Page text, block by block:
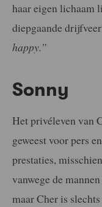
haar eigen lichaam
diepgaande
happy.”
Sonny
Het privéleven van
geweest voor pers
prestaties,
vanwege de
maar Cher is